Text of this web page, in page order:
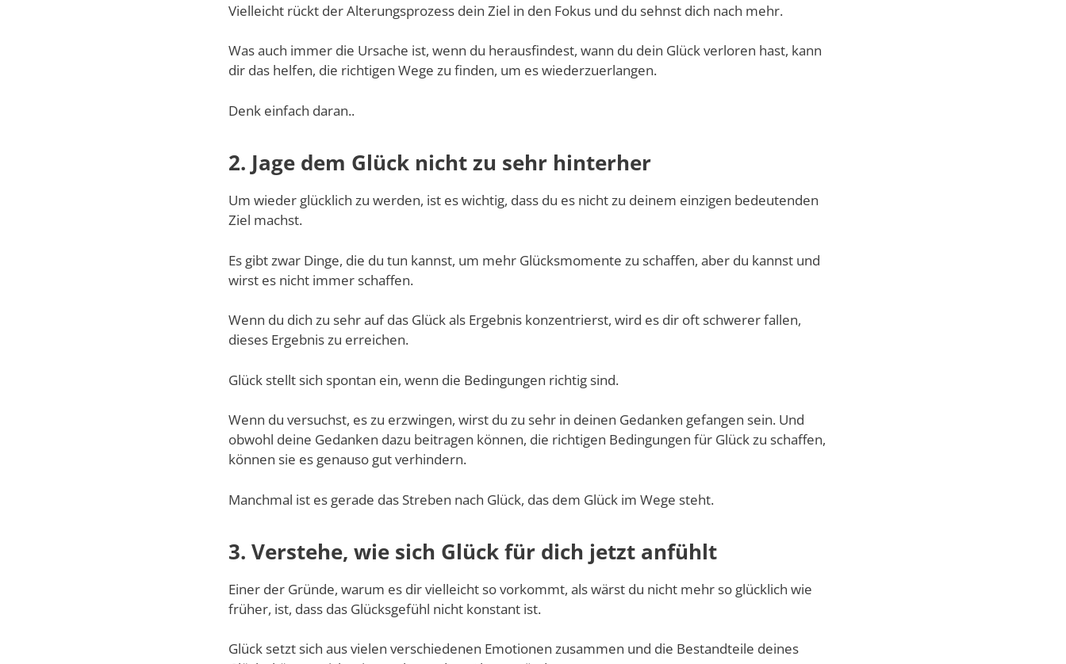
Vielleicht rückt der Alterungsprozess dein Ziel in den Fokus und du sehnst dich nach mehr.
Was auch immer die Ursache ist, wenn du herausfindest, wann du dein Glück verloren hast, kann
dir das helfen, die richtigen Wege zu finden, um es wiederzuerlangen.
Denk einfach daran..
2. Jage dem Glück nicht zu sehr hinterher
Um wieder glücklich zu werden, ist es wichtig, dass du es nicht zu deinem einzigen bedeutenden
Ziel machst.
Es gibt zwar Dinge, die du tun kannst, um mehr Glücksmomente zu schaffen, aber du kannst und
wirst es nicht immer schaffen.
Wenn du dich zu sehr auf das Glück als Ergebnis konzentrierst, wird es dir oft schwerer fallen,
dieses Ergebnis zu erreichen.
Glück stellt sich spontan ein, wenn die Bedingungen richtig sind.
Wenn du versuchst, es zu erzwingen, wirst du zu sehr in deinen Gedanken gefangen sein. Und
obwohl deine Gedanken dazu beitragen können, die richtigen Bedingungen für Glück zu schaffen,
können sie es genauso gut verhindern.
Manchmal ist es gerade das Streben nach Glück, das dem Glück im Wege steht.
3. Verstehe, wie sich Glück für dich jetzt anfühlt
Einer der Gründe, warum es dir vielleicht so vorkommt, als wärst du nicht mehr so glücklich wie
früher, ist, dass das Glücksgefühl nicht konstant ist.
Glück setzt sich aus vielen verschiedenen Emotionen zusammen und die Bestandteile deines